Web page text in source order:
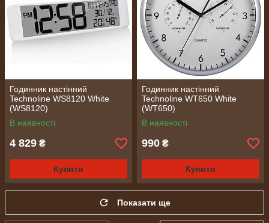
Годинник настінний
Technoline WS8120 White
(WS8120)
В наявності
4 829 ₴
Купити
Годинник настінний
Technoline WT650 White
(WT650)
В наявності
990 ₴
Купити
Показати ще